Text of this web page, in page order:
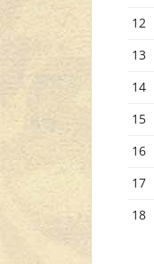
12
13
14
15
16
17
18